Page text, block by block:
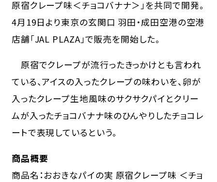
原宿クレープ味＜チョコバナナ＞」を共同で開発。
4月19日より東京の玄関口 羽田・成田空港の空港
店舗「JAL PLAZA」で販売を開始した。
原宿でクレープが流行ったきっかけとも言われ
ている、アイスの入ったクレープの味わいを、卵が
入ったクレープ生地風味のサクサクパイとクリー
ムが入ったチョコバナナ味のひんやりしたチョコレ
ートで表現しているという。
商品概要
商品名：おおきなパイの実 原宿クレープ味 ＜チョ